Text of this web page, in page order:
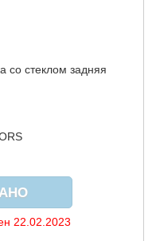
со стеклом задняя
22.02.2023